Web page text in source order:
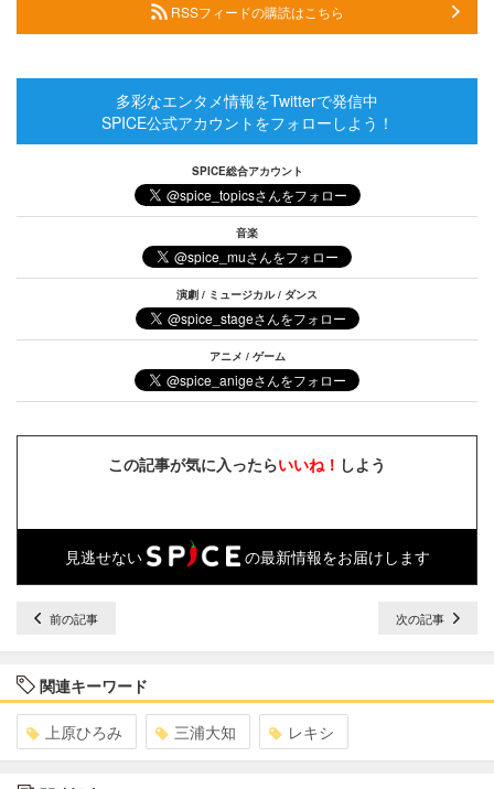
RSSフィードの購読はこちら
多彩なエンタメ情報をTwitterで発信中
SPICE公式アカウントをフォローしよう！
SPICE総合アカウント
音楽
演劇 / ミュージカル / ダンス
アニメ / ゲーム
この記事が気に入ったらいいね！ しよう
見逃せない の最新情報をお届けします
前の記事 次の記事
関連キーワード
上原ひろみ 三浦大知 レキシ